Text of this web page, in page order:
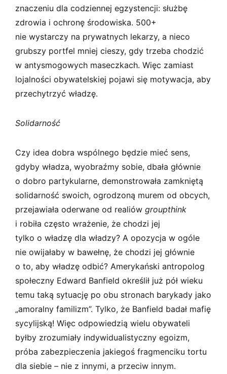
znaczeniu dla codziennej egzystencji: służbę
zdrowia i ochronę środowiska. 500+
nie wystarczy na prywatnych lekarzy, a nieco
grubszy portfel mniej cieszy, gdy trzeba chodzić
w antysmogowych maseczkach. Więc zamiast
lojalności obywatelskiej pojawi się motywacja, aby
przechytrzyć władzę.
Solidarność
Czy idea dobra wspólnego będzie mieć sens,
gdyby władza, wyobraźmy sobie, dbała głównie
o dobro partykularne, demonstrowała zamkniętą
solidarność swoich, ogrodzoną murem od obcych,
przejawiała oderwane od realiów groupthink
i robiła często wrażenie, że chodzi jej
tylko o władzę dla władzy? A opozycja w ogóle
nie owijałaby w bawełnę, że chodzi jej głównie
o to, aby władzę odbić? Amerykański antropolog
społeczny Edward Banfield określił już pół wieku
temu taką sytuację po obu stronach barykady jako
„amoralny familizm”. Tylko, że Banfield badał mafię
sycylijską! Więc odpowiedzią wielu obywateli
byłby zrozumiały indywidualistyczny egoizm,
próba zabezpieczenia jakiegoś fragmenciku tortu
dla siebie – nie z innymi, a przeciw innym.